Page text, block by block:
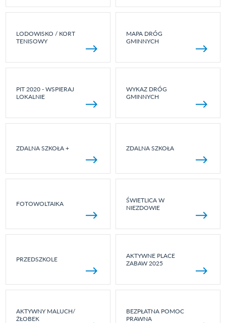
LODOWISKO / KORT
TENISOWY
MAPA DRÓG
GMINNYCH
PIT 2020 - WSPIERAJ
LOKALNIE
WYKAZ DRÓG
GMINNYCH
ZDALNA SZKOŁA + ZDALNA SZKOŁA
FOTOWOLTAIKA
ŚWIETLICA W
NIEZDOWIE
PRZEDSZKOLE
AKTYWNE PLACE
ZABAW 2025
AKTYWNY MALUCH/
ŻŁOBEK
BEZPŁATNA POMOC
PRAWNA